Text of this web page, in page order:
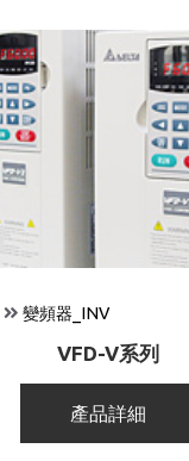
變頻器_INV
VFD-V系列
產品詳細